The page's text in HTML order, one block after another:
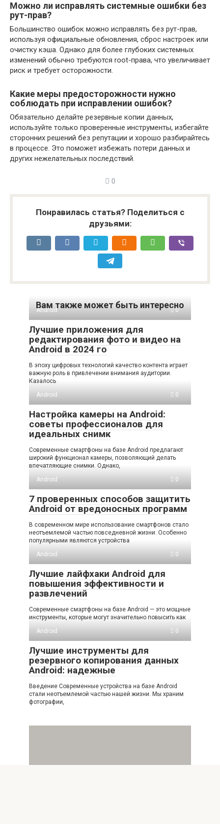
Можно ли исправлять системные ошибки без
рут-прав?
Большинство ошибок можно исправлять без рут-прав,
используя официальные обновления, сброс настроек или
очистку кэша. Однако для более глубоких системных
изменений обычно требуются root-права, что увеличивает
риск и требует осторожности.
Какие меры предосторожности нужно
соблюдать при исправлении ошибок?
Обязательно делайте резервные копии данных,
используйте только проверенные инструменты, избегайте
сторонних решений без репутации и хорошо разбирайтесь
в процессе. Это поможет избежать потери данных и
других нежелательных последствий.
0
Понравилась статья? Поделиться с
друзьями:
Вам также может быть интересно
Android 0
Лучшие приложения для
редактирования фото и видео на
Android в 2024 го
В эпоху цифровых технологий качество контента играет
важную роль в привлечении внимания аудитории.
Казалось
Android
0
Настройка камеры на Android:
советы профессионалов для
идеальных снимк
Современные смартфоны на базе Android предлагают
широкий функционал камеры, позволяющий делать
впечатляющие снимки. Однако,
Android
0
7 проверенных способов защитить
Android от вредоносных программ
В современном мире использование смартфонов стало
неотъемлемой частью повседневной жизни. Особенно
популярными являются устройства
Android
0
Лучшие лайфхаки Android для
повышения эффективности и
развлечений
Современные смартфоны на базе Android — это мощные
инструменты, которые могут значительно повысить как
Android
0
Лучшие инструменты для
резервного копирования данных
Android: надежные
Введение Современные устройства на базе Android
стали неотъемлемой частью нашей жизни. Мы храним
фотографии,